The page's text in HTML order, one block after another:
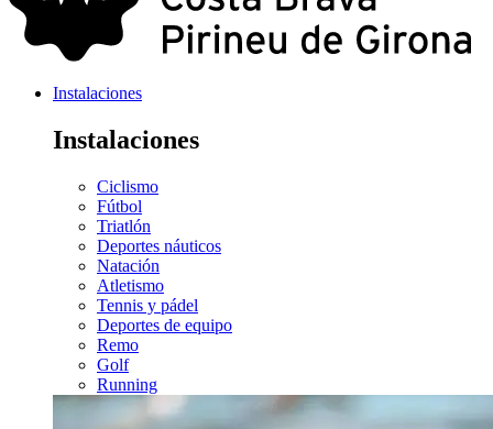
Instalaciones
Instalaciones
Ciclismo
Fútbol
Triatlón
Deportes náuticos
Natación
Atletismo
Tennis y pádel
Deportes de equipo
Remo
Golf
Running